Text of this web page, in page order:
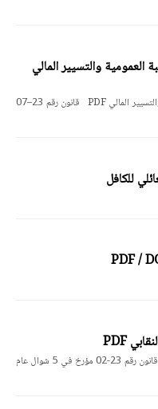
العمومية والتسيير المالي
قانون رقم 23-07، يتعلق بقواعد المحاسبة العمومية والتسيير المالي PDF قانون رقم 23–07
للكافل
قانون رقم 23-02 يتعلق بممارسة الحق النقابي PDF قانون رقم 23-02 مؤرخ في 5 شوال عام